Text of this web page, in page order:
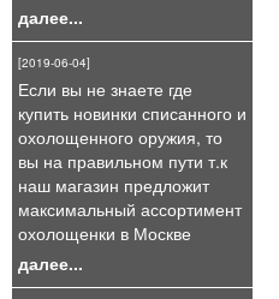
далее...
[2019-06-04]
Если вы не знаете где
купить новинки списанного и
охолощенного оружия, то
вы на правильном пути т.к
наш магазин предложит
максимальный ассортимент
охолощенки в Москве
далее...